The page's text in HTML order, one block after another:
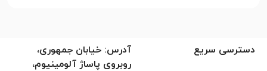
دسترسی سریع
آدرس: خیابان جمهوری،
روبروی پاساژ آلومینیوم،